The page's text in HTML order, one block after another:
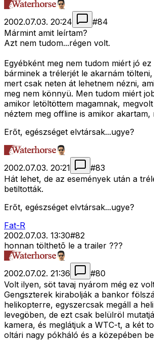
2002.07.03. 20:24 #84
Mármint amit leírtam?
Azt nem tudom...régen volt.
Egyébként meg nem tudom miért jó
bárminek a trélerjét le akarnám
mert csak neten át lehetnem nézni,
meg nem könnyü. Men tudom miért
amikor letöltöttem magamnak,
néztem meg offline is amikor akartam,
Erőt, egészséget elvtársak...ugye?
2002.07.03. 20:21 #83
Hát lehet, de az események után a
betiltották.
Erőt, egészséget elvtársak...ugye?
Fat-R
2002.07.03. 13:30#82
honnan tölthetõ le a trailer ???
2002.07.02. 21:36 #80
Volt ilyen, söt tavaj nyárom még ez
Gengszterek kirabolják a bankor
helikopterre, egyszercsak megáll a
levegöben, de ezt csak belülröl
kamera, és meglátjuk a WTC-t, a két
oltári nagy pókháló és a közepében